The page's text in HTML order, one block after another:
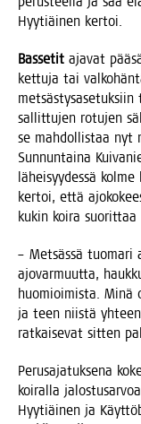
Hyy­tiäi­nen kertoi.
Bas­se­tit aja­vat
ket­tu­ja tai
sal­lit­tu­jen rotu­jen
se mah­dol­lis­taa nyt
Sun­nun­tai­na
lähei­syy­des­sä
ker­toi, että
kukin koi­ra suo­rit­taa
– Met­säs­sä tuo­ma­ri
ajo­var­muut­ta,
huo­mioi­mis­ta.
ja teen niis­tä
rat­kai­se­vat sit­ten
Perus­a­ja­tuk­se­na
koi­ral­la
Hyy­tiäi­nen ja